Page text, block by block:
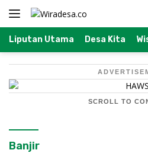
Langsung
Liputan Utama Desa Kita
SCROLL TO
Banjir